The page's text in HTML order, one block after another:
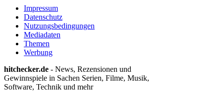
Impressum
Datenschutz
Nutzungsbedingungen
Mediadaten
Themen
Werbung
hitchecker.de - News, Rezensionen und
Gewinnspiele in Sachen Serien, Filme, Musik,
Software, Technik und mehr